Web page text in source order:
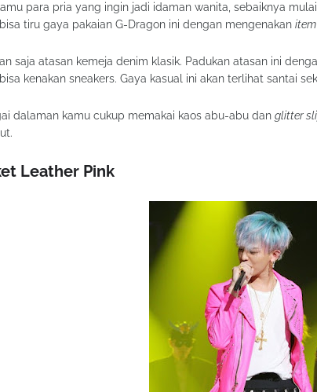
para pria yang ingin jadi idaman wanita, sebaiknya
tiru gaya pakaian G-Dragon ini dengan mengenakan
saja atasan kemeja denim klasik. Padukan atasan ini
kenakan sneakers. Gaya kasual ini akan terlihat santai
dalaman kamu cukup memakai kaos abu-abu dan glitter
Leather Pink